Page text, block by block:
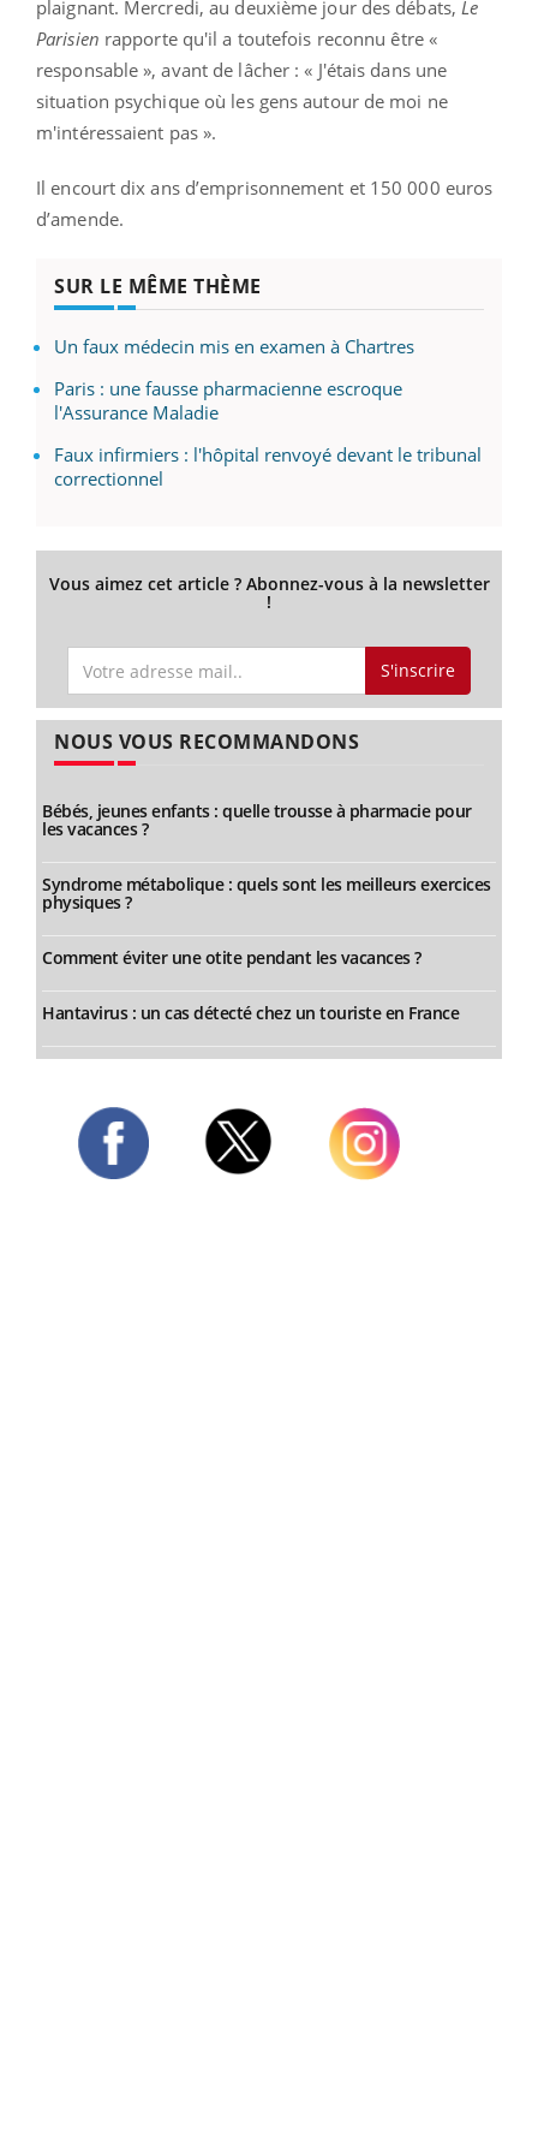
plaignant. Mercredi, au deuxième jour des débats, Le
Parisien rapporte qu'il a toutefois reconnu être «
responsable », avant de lâcher : « J'étais dans une
situation psychique où les gens autour de moi ne
m'intéressaient pas ».
Il encourt dix ans d’emprisonnement et 150 000 euros
d’amende.
SUR LE MÊME THÈME
Un faux médecin mis en examen à Chartres
Paris : une fausse pharmacienne escroque
l'Assurance Maladie
Faux infirmiers : l'hôpital renvoyé devant le tribunal
correctionnel
Vous aimez cet article ? Abonnez-vous à la newsletter
!
S'inscrire
NOUS VOUS RECOMMANDONS
Bébés, jeunes enfants : quelle trousse à pharmacie pour
les vacances ?
Syndrome métabolique : quels sont les meilleurs exercices
physiques ?
Comment éviter une otite pendant les vacances ?
Hantavirus : un cas détecté chez un touriste en France